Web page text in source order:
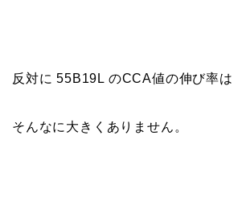
反対に55B19L のCCA値の伸び率は
そんなに大きくありません。